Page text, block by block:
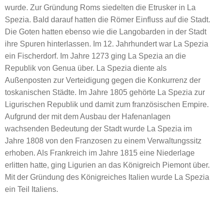
wurde. Zur Gründung Roms siedelten die Etrusker in La
Spezia. Bald darauf hatten die Römer Einfluss auf die Stadt.
Die Goten hatten ebenso wie die Langobarden in der Stadt
ihre Spuren hinterlassen. Im 12. Jahrhundert war La Spezia
ein Fischerdorf. Im Jahre 1273 ging La Spezia an die
Republik von Genua über. La Spezia diente als
Außenposten zur Verteidigung gegen die Konkurrenz der
toskanischen Städte. Im Jahre 1805 gehörte La Spezia zur
Ligurischen Republik und damit zum französischen Empire.
Aufgrund der mit dem Ausbau der Hafenanlagen
wachsenden Bedeutung der Stadt wurde La Spezia im
Jahre 1808 von den Franzosen zu einem Verwaltungssitz
erhoben. Als Frankreich im Jahre 1815 eine Niederlage
erlitten hatte, ging Ligurien an das Königreich Piemont über.
Mit der Gründung des Königreiches Italien wurde La Spezia
ein Teil Italiens.